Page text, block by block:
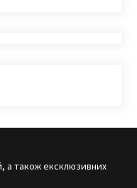
а також ексклюзивних